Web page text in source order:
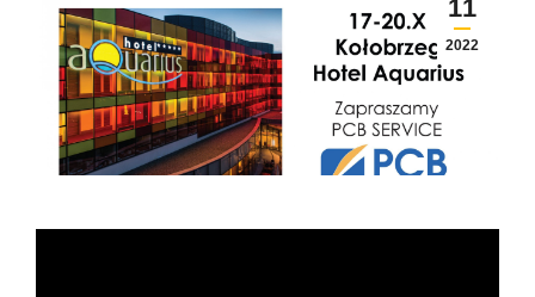
11
2022